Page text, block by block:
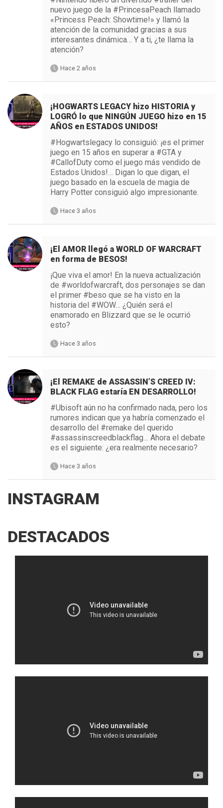
nuevo juego de la #PrincesaPeach llamado
«Princess Peach: Showtime!» y llamó la
atención de la comunidad gracias a sus
interesantes dinámica… Y a ti, ¿te llama la
atención?
Hace 2 años
¡HOGWARTS LEGACY hizo HISTORIA y
LOGRÓ lo que NINGÚN JUEGO hizo en 15
AÑOS en ESTADOS UNIDOS!
#Hogwartslegacy lo consiguió: ¡es el primer
juego en 15 años en superar a #GTA y
#CallofDuty como el juego más vendido de
Estados Unidos!… Digan lo que digan, el
juego basado en la escuela de magia de
Harry Potter consiguió algo impresionante.
Hace 3 años
¡El AMOR llegó a WORLD OF WARCRAFT
en forma de BESOS!
¡Que viva el amor! En la nueva actualización
de #worldofwarcraft, dos personajes se dan
el primer #beso que se ha visto en la
historia del #WOW… ¿Quién será el
enamorado en Blizzard que se le ocurrió
esto?
Hace 3 años
¡El REMAKE de ASSASSIN’S CREED IV:
BLACK FLAG estaría EN DESARROLLO!
#Ubisoft aún no ha confirmado nada, pero los
rumores indican que ya habría comenzado el
desarrollo del #remake del querido
#assassinscreedblackflag… Ahora el debate
es el siguiente: ¿era realmente necesario?
Hace 3 años
INSTAGRAM
DESTACADOS